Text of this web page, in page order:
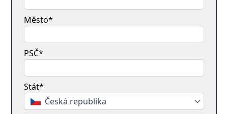
Město*
PSČ*
Stát*
Česká republika